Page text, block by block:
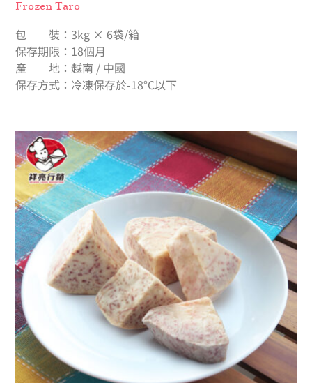
Frozen Taro
包 裝：3kg × 6袋/箱
保存期限：18個月
產 地：越南 / 中國
保存方式：冷凍保存於-18°C以下